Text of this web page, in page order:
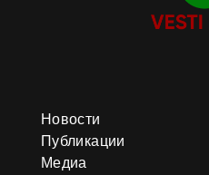
Новости
Публикации
Медиа